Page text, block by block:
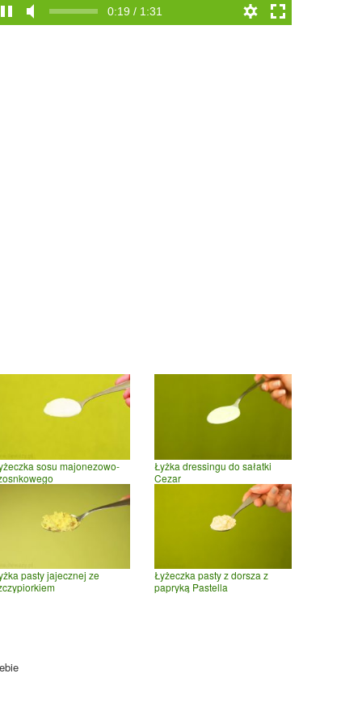
0:19 / 1:31
sosu majonezowo-
Łyżka dressingu do sałatki
Cezar
pasty jajecznej ze
Łyżeczka pasty z dorsza z
papryką Pastella